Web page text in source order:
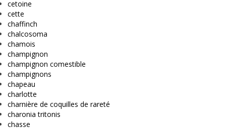
cetoine
cette
chaffinch
chalcosoma
chamois
champignon
champignon comestible
champignons
chapeau
charlotte
charnière de coquilles de rareté
charonia tritonis
chasse